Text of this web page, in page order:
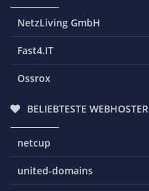
NetzLiving GmbH
Fast4.IT
Ossrox
BELIEBTESTE WEBHOSTER
netcup
united-domains